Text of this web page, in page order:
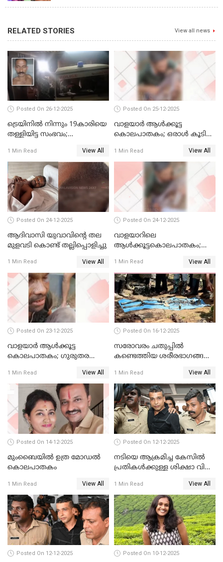
RELATED STORIES View all news
Posted On 26-12-2025
ട്രെയിനില്‍ നിന്നും 19കാരിയെ
തള്ളിയിട്ട സംഭവം;
ആശുപത്രിയിലേക്ക് മാറ്റി
1 Min Read View All
Posted On 25-12-2025
വാളയാര്‍ ആള്‍ക്കൂട്ട
കൊലപാതകം; ഒരാള്‍ കൂടി
1 Min Read View All
Posted On 24-12-2025
ആദിവാസി യുവാവിന്റെ തല
മുളവടി കൊണ്ട് തല്ലിപ്പൊളിച്ചു
1 Min Read View All
Posted On 24-12-2025
വാളയാറിലെ
ആൾക്കൂട്ടകൊലപാതകം;
വാങ്ങും
1 Min Read View All
Posted On 23-12-2025
വാളയാർ ആൾക്കൂട്ട
കൊലപാതകം; ഗുരുതര
1 Min Read View All
Posted On 16-12-2025
സരോവരം ചതുപ്പിൽ
കണ്ടെത്തിയ ശരീരഭാഗങ്ങൾ
ഡി.എൻ.എ പരിശോധനയിൽ
സ്ഥിരീകരണം
1 Min Read View All
Posted On 14-12-2025
മുംബൈയില്‍ ഉത്ര മോഡല്‍
കൊലപാതകം
1 Min Read View All
Posted On 12-12-2025
നടിയെ ആക്രമിച്ച കേസില്‍
പ്രതികള്‍ക്കുള്ള ശിക്ഷാ വിധി
1 Min Read View All
Posted On 12-12-2025 Posted On 10-12-2025